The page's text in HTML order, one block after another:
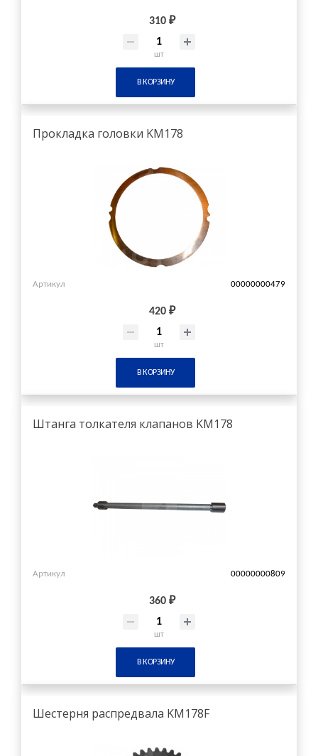
310 ₽
шт
В КОРЗИНУ
Прокладка головки KM178
Артикул 00000000479
420 ₽
шт
В КОРЗИНУ
Штанга толкателя клапанов KM178
Артикул 00000000809
360 ₽
шт
В КОРЗИНУ
Шестерня распредвала KM178F